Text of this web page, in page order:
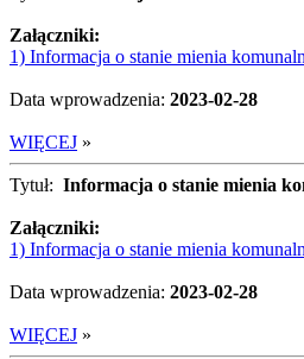
Załączniki:
1) Informacja o stanie mienia
Data wprowadzenia: 2023-02-28
WIĘCEJ »
Tytuł: Informacja o stanie mienia
Załączniki:
1) Informacja o stanie mienia
Data wprowadzenia: 2023-02-28
WIĘCEJ »